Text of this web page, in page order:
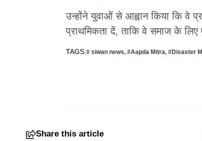
उन्होंने युवाओं से आह्वान किया कि वे
प्राथमिकता दें, ताकि वे समाज के
TAGS:# siwan news, #Aapda Mitra, #Disaster
Share this article